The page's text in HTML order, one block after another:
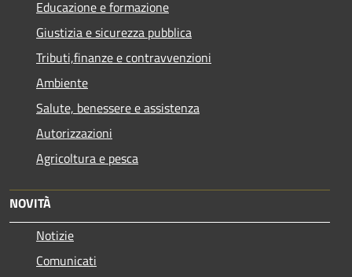
Educazione e formazione
Giustizia e sicurezza pubblica
Tributi,finanze e contravvenzioni
Ambiente
Salute, benessere e assistenza
Autorizzazioni
Agricoltura e pesca
NOVITÀ
Notizie
Comunicati